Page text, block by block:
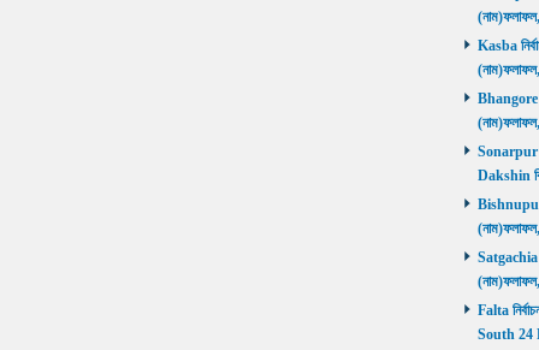
Kasba
Bhangore
Sonarpur
Dakshin
Bishnupur
Satgachia
Falta
South 24